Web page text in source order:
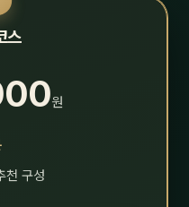
스
원
천 구성